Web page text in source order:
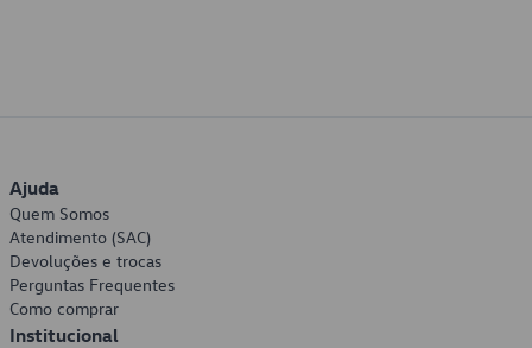
Ajuda
Quem Somos
Atendimento (SAC)
Devoluções e trocas
Perguntas Frequentes
Como comprar
Institucional